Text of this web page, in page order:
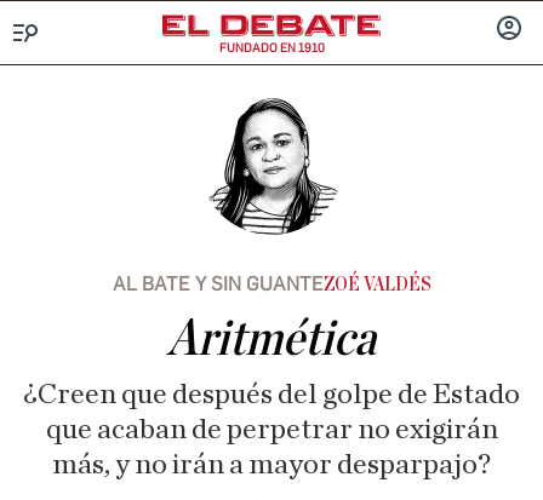
FUNDADO EN 1910
AL BATE Y SIN GUANTEZOÉ VALDÉS
Aritmética
¿Creen que después del golpe de Estado
que acaban de perpetrar no exigirán
más, y no irán a mayor desparpajo?